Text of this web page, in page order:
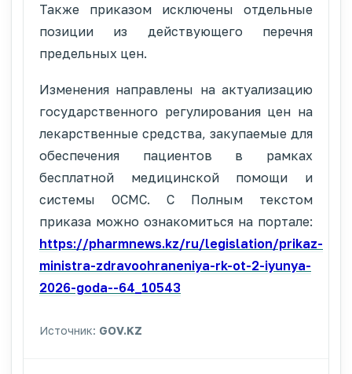
Также приказом исключены отдельные
позиции из действующего перечня
предельных цен.
Изменения направлены на актуализацию
государственного регулирования цен на
лекарственные средства, закупаемые для
обеспечения пациентов в рамках
бесплатной медицинской помощи и
системы ОСМС. С Полным текстом
приказа можно ознакомиться на портале:
https://pharmnews.kz/ru/legislation/prikaz-
ministra-zdravoohraneniya-rk-ot-2-iyunya-
2026-goda--64_10543
Источник: GOV.KZ